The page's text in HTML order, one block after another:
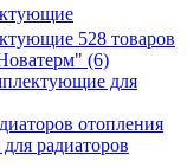
528 товаров
(6)
для
отопления
радиаторов